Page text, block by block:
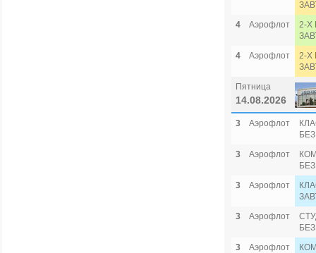
4
Аэрофлот
2-Х
4
Аэрофлот
2-Х
Пятница
14.08.2026
3 Аэрофлот
3
Аэрофлот
3
Аэрофлот
3
Аэрофлот
3
Аэрофлот